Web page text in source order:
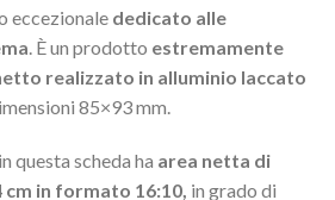
eccezionale dedicato alle
. È un prodotto estremamente
realizzato in alluminio laccato
85×93 mm.
questa scheda ha area netta di
in formato 16:10, in grado di